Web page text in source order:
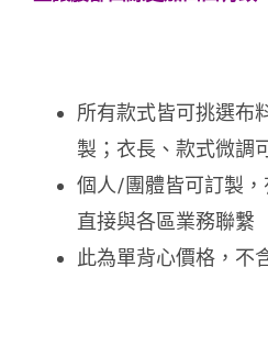
所有款式皆可挑選布
製；衣長、款式微調
個人/團體皆可訂製
直接與各區業務聯繫
此為單背心價格，不